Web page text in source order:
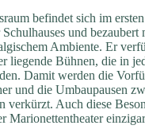
befindet sich im
und bezaubert
Ambiente. Er
liegende Bühnen, die in
Damit werden die
und die Umbaupausen
verkürzt. Auch diese
Marionettentheater